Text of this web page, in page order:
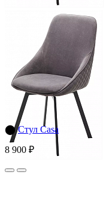
⬤ Стул Casa
8 900 ₽